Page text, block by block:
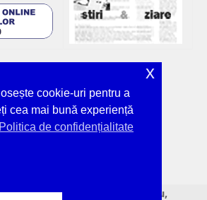
- unicul ziar tipărit din Bacău,
cookie-uri pentru a
cea mai bună experiență
Politica de confidențialitate
x